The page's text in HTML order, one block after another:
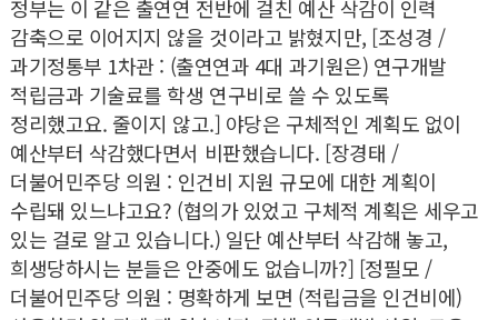
정부는 이 같은 출연연 전반에 걸친 예산 삭감이 인력
감축으로 이어지지 않을 것이라고 밝혔지만, [조성경 /
과기정통부 1차관 : (출연연과 4대 과기원은) 연구개발
적립금과 기술료를 학생 연구비로 쓸 수 있도록
정리했고요. 줄이지 않고.] 야당은 구체적인 계획도 없이
예산부터 삭감했다면서 비판했습니다. [장경태 /
더불어민주당 의원 : 인건비 지원 규모에 대한 계획이
수립돼 있느냐고요? (협의가 있었고 구체적 계획은 세우고
있는 걸로 알고 있습니다.) 일단 예산부터 삭감해 놓고,
희생당하시는 분들은 안중에도 없습니까?] [정필모 /
더불어민주당 의원 : 명확하게 보면 (적립금을 인건비에)